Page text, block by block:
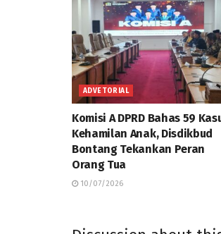
ADVETORIAL
Komisi A DPRD Bahas 59
Kehamilan Anak, Disdikbud
Bontang Tekankan Peran
Orang Tua
10/07/2026